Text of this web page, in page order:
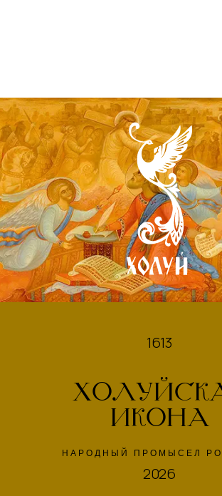
1613
ИКОНА
НАРОДНЫЙ ПРОМЫСЕЛ
2026